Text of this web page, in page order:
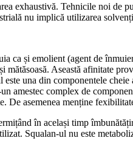
exhaustivă. Tehnicile noi de
nu implică utilizarea
ca și emolient (agent de
mătăsoasă. Aseastă afinitate
una din componentele
amestec complex de
De asemenea menține
în același timp
Squalan-ul nu este